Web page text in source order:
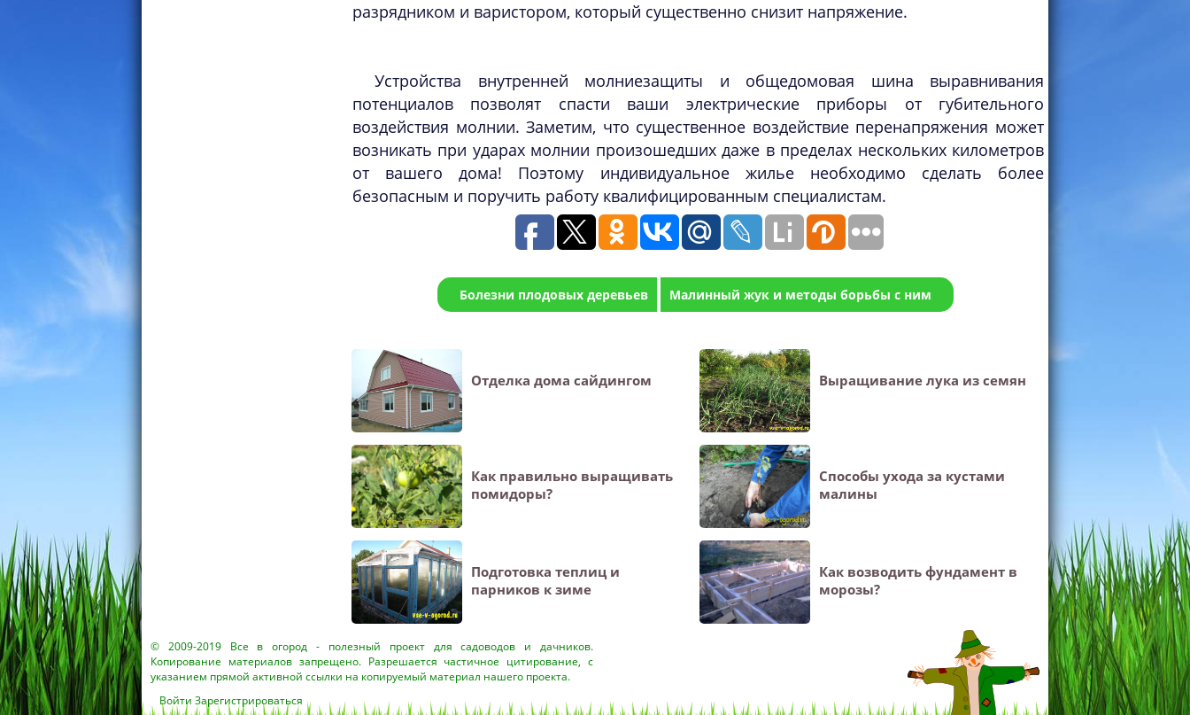
разрядником и варистором, который существенно снизит напряжение.
Устройства внутренней молниезащиты и общедомовая шина выравнивания
потенциалов позволят спасти ваши электрические приборы от губительного
воздействия молнии. Заметим, что существенное воздействие перенапряжения может
возникать при ударах молнии произошедших даже в пределах нескольких километров
от вашего дома! Поэтому индивидуальное жилье необходимо сделать более
безопасным и поручить работу квалифицированным специалистам.
Болезни плодовых деревьев Малинный жук и методы борьбы с ним
Отделка дома сайдингом Выращивание лука из семян
Как правильно выращивать
помидоры?
Способы ухода за кустами
малины
Подготовка теплиц и
парников к зиме
Как возводить фундамент в
морозы?
© 2009-2019 Все в огород - полезный проект для садоводов и дачников.
Копирование материалов запрещено. Разрешается частичное цитирование, с
указанием прямой активной ссылки на копируемый материал нашего проекта.
Войти Зарегистрироваться